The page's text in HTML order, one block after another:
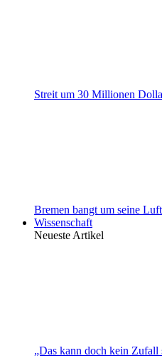
Streit um 30 Millionen
Bremen bangt um seine
Wissenschaft
Neueste Artikel
„Das kann doch kein